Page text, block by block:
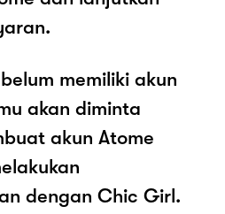
memiliki akun
akan diminta
akun Atome
dengan Chic Girl.